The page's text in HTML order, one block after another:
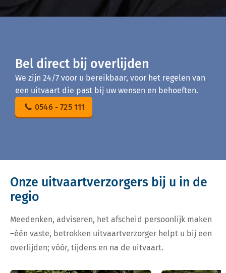
Bel direct bij overlijden
We zijn 24/7 voor u bereikbaar, voor het regelen van
een uitvaart die past bij uw wensen en behoeften.
0546 - 725 111
Onze uitvaartverzorgers bij u in de
regio
Meedenken, adviseren, het afscheid persoonlijk maken
–één vaste, betrokken uitvaartverzorger helpt u bij een
overlijden; vóór, tijdens en na de uitvaart.